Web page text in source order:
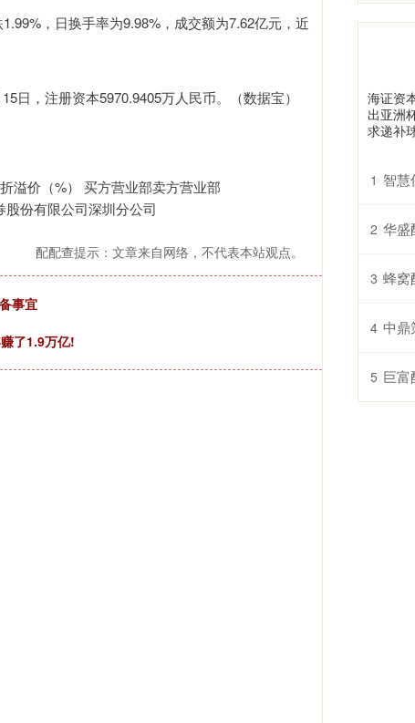
，日换手率为9.98%，成交额为7.62亿元，近
日，注册资本5970.9405万人民币。（数据宝）
溢价（%） 买方营业部卖方营业部
股份有限公司深圳分公司
配配查提示：文章来自网络，不代表本站观点。
事宜
了1.9万亿!
海证资
出亚洲
求递补
1 智慧
2 华盛配
3 蜂窝
4 中鼎
5 巨富配